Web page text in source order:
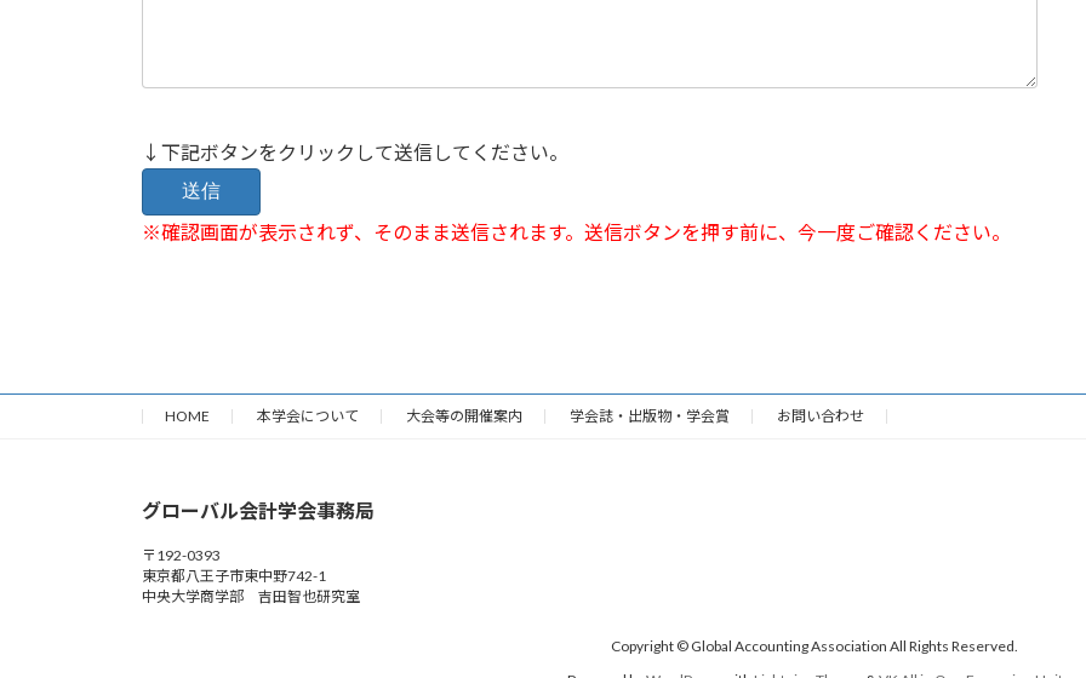
↓下記ボタンをクリックして送信してください。
※確認画面が表示されず、そのまま送信されます。送信ボタンを押す前に、今一度ご確認ください。
HOME 本学会について 大会等の開催案内 学会誌・出版物・学会賞 お問い合わせ
グローバル会計学会事務局
〒192-0393
東京都八王子市東中野742-1
中央大学商学部 吉田智也研究室
Copyright © Global Accounting Association All Rights Reserved.